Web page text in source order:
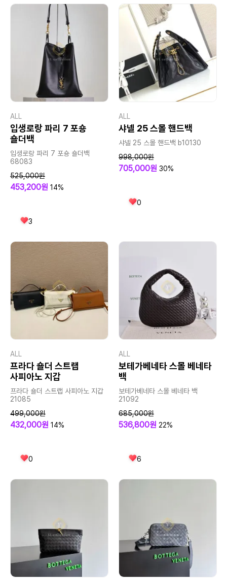
ALL
입생로랑 파리 7 포숑
숄더백
입생로랑 파리 7 포숑 숄더백
68083
525,000원
453,200원 14%
3
ALL
샤넬 25 스몰 핸드백
샤넬 25 스몰 핸드백 b10130
998,000원
705,000원 30%
0
ALL
프라다 숄더 스트랩
사피아노 지갑
프라다 숄더 스트랩 사피아노 지갑
21085
499,000원
432,000원 14%
0
ALL
보테가베네타 스몰 베네타
백
보테가베네타 스몰 베네타 백
21092
685,000원
536,800원 22%
6